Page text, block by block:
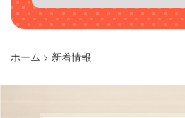
ホーム > 新着情報